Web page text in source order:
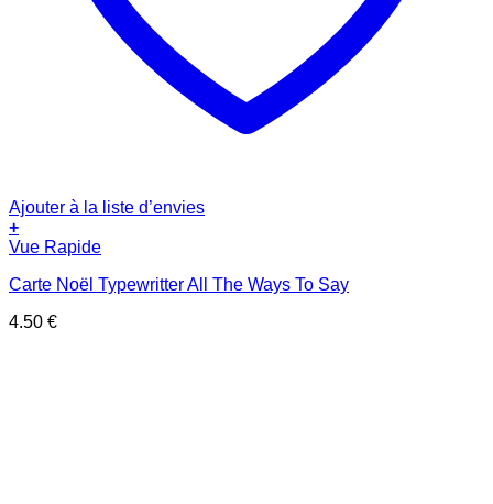
Ajouter à la liste d’envies
+
Vue Rapide
Carte Noël Typewritter All The Ways To Say
4.50 €